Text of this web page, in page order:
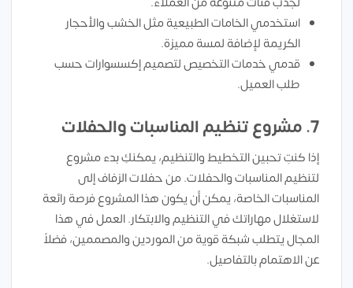
استخدمي الخامات الطبيعية مثل الخشب والأحجار
الكريمة لإضافة لمسة مميزة.
قدمي خدمات التخصيص لتصميم إكسسوارات حسب
طلب العميل.
7. مشروع تنظيم المناسبات والحفلات
إذا كنتِ تحبين التخطيط والتنظيم، يمكنكِ بدء مشروع
لتنظيم المناسبات والحفلات. من حفلات الزفاف إلى
المناسبات الخاصة، يمكن أن يكون هذا المشروع فرصة رائعة
لاستغلال مهاراتك في التنظيم والابتكار. العمل في هذا
المجال يتطلب شبكة قوية من الموردين والمصممين، فضلاً
عن الاهتمام بالتفاصيل.